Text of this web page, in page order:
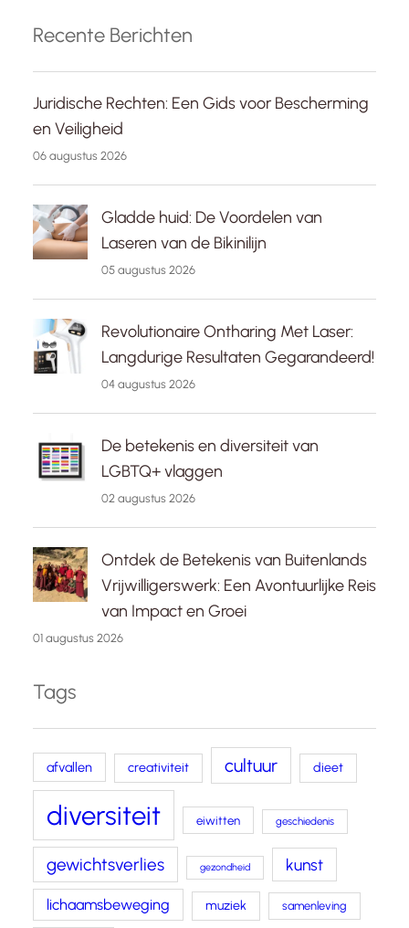
Recente Berichten
Juridische Rechten: Een Gids voor Bescherming
en Veiligheid
06 augustus 2026
Gladde huid: De Voordelen van
Laseren van de Bikinilijn
05 augustus 2026
Revolutionaire Ontharing Met Laser:
Langdurige Resultaten Gegarandeerd!
04 augustus 2026
De betekenis en diversiteit van
LGBTQ+ vlaggen
02 augustus 2026
Ontdek de Betekenis van Buitenlands
Vrijwilligerswerk: Een Avontuurlijke Reis
van Impact en Groei
01 augustus 2026
Tags
afvallen creativiteit cultuur dieet
diversiteit eiwitten geschiedenis
gewichtsverlies gezondheid kunst
lichaamsbeweging muziek samenleving